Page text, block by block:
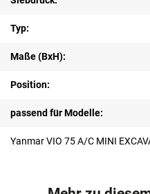
Typ:
Maße (BxH):
Position:
passend für Modelle:
Yanmar VIO 75 A/C MINI